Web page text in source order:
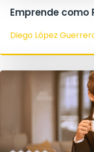
Emprende como
Diego López